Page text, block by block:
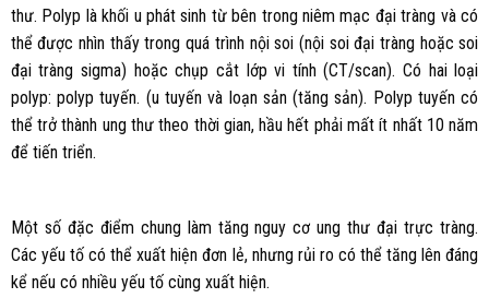
thư. Polyp là khối u phát sinh từ bên trong niêm mạc đại tràng và có
thể được nhìn thấy trong quá trình nội soi (nội soi đại tràng hoặc soi
đại tràng sigma) hoặc chụp cắt lớp vi tính (CT/scan). Có hai loại
polyp: polyp tuyến. (u tuyến và loạn sản (tăng sản). Polyp tuyến có
thể trở thành ung thư theo thời gian, hầu hết phải mất ít nhất 10 năm
để tiến triển.
Một số đặc điểm chung làm tăng nguy cơ ung thư đại trực tràng.
Các yếu tố có thể xuất hiện đơn lẻ, nhưng rủi ro có thể tăng lên đáng
kể nếu có nhiều yếu tố cùng xuất hiện.